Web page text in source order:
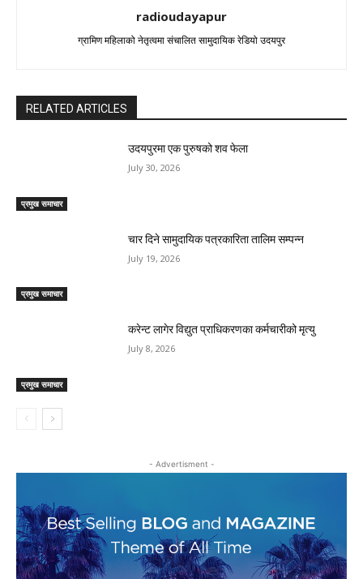
radioudayapur
ग्रामिण महिलाको नेतृत्वमा संचालित सामुदायिक रेडियो उदयपुर
RELATED ARTICLES
प्रमुख समाचार
उदयपुरमा एक पुरुषको शव फेला
July 30, 2026
प्रमुख समाचार
चार दिने सामुदायिक पत्रकारिता तालिम सम्पन्न
July 19, 2026
प्रमुख समाचार
करेन्ट लागेर विद्युत प्राधिकरणका कर्मचारीको मृत्यु
July 8, 2026
- Advertisment -